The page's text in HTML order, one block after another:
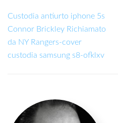
Custodia antiurto iphone 5s
Connor Brickley Richiamato
da NY Rangers-cover
custodia samsung s8-ofklxv